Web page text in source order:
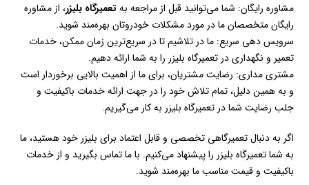
مشاوره رایگان: شما می‌توانید قبل از مراجعه به تعمیرگاه بلیزر، از مشاوره
رایگان متخصصان ما در مورد مشکلات خودروتان بهره‌مند شوید.
سرویس دهی سریع: ما در تلاشیم تا در سریع‌ترین زمان ممکن، خدمات
تعمیر و نگهداری در تعمیرگاه بلیزر را به شما ارائه دهیم.
مشتری مداری: رضایت مشتریان، برای ما از اهمیت بالایی برخوردار است
و به همین دلیل، تمام تلاش خود را در جهت ارائه خدمات باکیفیت و
جلب رضایت شما در تعمیرگاه بلیزر به کار می‌گیریم.
اگر به دنبال تعمیرگاهی تخصصی و قابل اعتماد برای بلیزر خود هستید، ما
به شما تعمیرگاه بلیزر را پیشنهاد می‌کنیم. با ما تماس بگیرید و از خدمات
باکیفیت و قیمت مناسب ما بهره‌مند شوید.